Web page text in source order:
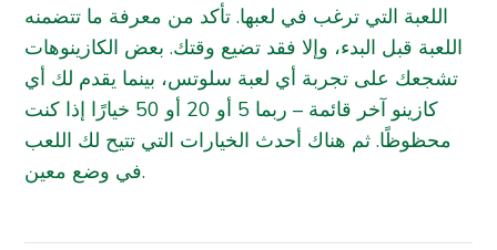
اللعبة التي ترغب في لعبها. تأكد من معرفة ما تتضمنه
اللعبة قبل البدء، وإلا فقد تضيع وقتك. بعض الكازينوهات
تشجعك على تجربة أي لعبة سلوتس، بينما يقدم لك أي
كازينو آخر قائمة – ربما 5 أو 20 أو 50 خيارًا إذا كنت
محظوظًا. ثم هناك أحدث الخيارات التي تتيح لك اللعب
في وضع معين.